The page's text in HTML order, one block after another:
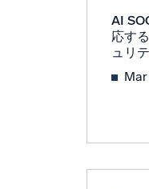
AI
応す
ュリ